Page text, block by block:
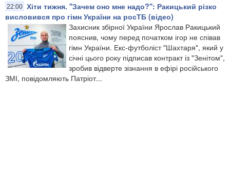
22:00 Хіти тижня. ''Зачем оно мне надо?'': Ракицький різко
висловився про гімн України на росТБ (відео)
Захисник збірної України Ярослав Ракицький
пояснив, чому перед початком ігор не співав
гімн України. Екс-футболіст "Шахтаря", який у
січні цього року підписав контракт із "Зенітом",
зробив відверте зізнання в ефірі російського
ЗМІ, повідомляють Патріот...